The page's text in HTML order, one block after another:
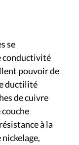
se
conductivité
pouvoir de
ductilité
de cuivre
à la